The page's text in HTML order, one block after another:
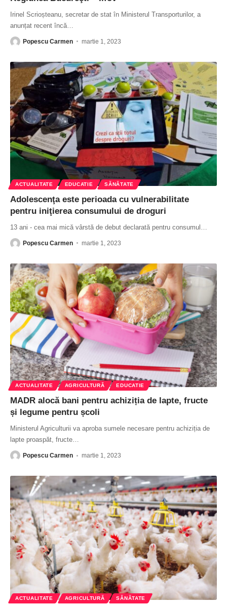
Irinel Scrioșteanu, secretar de stat în Ministerul Transporturilor, a
anunțat recent încă
Popescu Carmen martie 1, 2023
ACTUALITATE EDUCATIE SĂNĂTATE
Adolescenţa este perioada cu vulnerabilitate
pentru iniţierea consumului de droguri
13 ani - cea mai mică vârstă de debut declarată pentru consumul
Popescu Carmen martie 1, 2023
ACTUALITATE AGRICULTURĂ EDUCATIE
MADR alocă bani pentru achiziția de lapte, fructe
și legume pentru școli
Ministerul Agriculturii va aproba sumele necesare pentru achiziția de
lapte proaspăt, fructe…
Popescu Carmen martie 1, 2023
ACTUALITATE AGRICULTURĂ SĂNĂTATE